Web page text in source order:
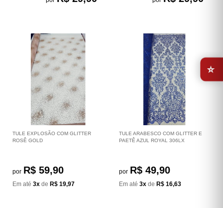
TULE EXPLOSÃO COM GLITTER
ROSÊ GOLD
por R$ 59,90
Em até 3x de R$ 19,97
TULE ARABESCO COM GLITTER E
PAETÊ AZUL ROYAL 306LX
por R$ 49,90
Em até 3x de R$ 16,63
⭐